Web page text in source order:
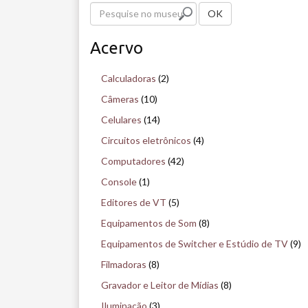
s
OK
Acervo
Calculadoras (2)
Câmeras (10)
Celulares (14)
Circuitos eletrônicos (4)
Computadores (42)
Console(1)
Editores de VT (5)
Equipamentos de Som (8)
Equipamentos de Switcher e Estúdio de TV(9)
Filmadoras (8)
Gravador e Leitor de Mídias (8)
Iluminação (3)